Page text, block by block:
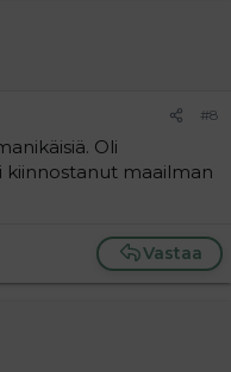
#8
Oli
kiinnostanut maailman
Vastaa